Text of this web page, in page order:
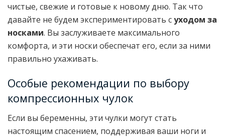
чистые, свежие и готовые к новому дню. Так что
давайте не будем экспериментировать суходом за
носками. Вы заслуживаете максимального
комфорта, и эти носки обеспечат его, если за ними
правильно ухаживать.
Особые рекомендации по выбору
компрессионных чулок
Если вы беременны, эти чулки могут стать
настоящим спасением, поддерживая ваши ноги и